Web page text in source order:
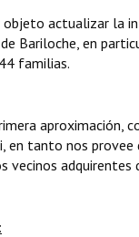
actualizar la
Bariloche, en
familias.
en tanto nos
adquirentes